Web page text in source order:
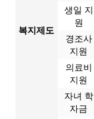
복지제도
생일 지
원
경조사
지원
의료비
지원
자녀 학
자금